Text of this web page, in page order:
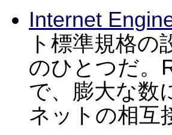
Internet
ト標準規格
のひとつだ。
で、膨大な数
ネットの相互